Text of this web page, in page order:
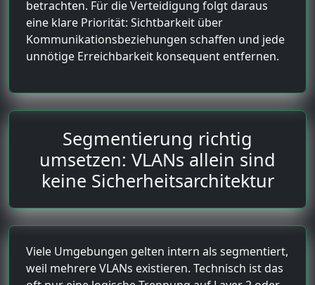
betrachten. Für die Verteidigung folgt daraus
eine klare Priorität: Sichtbarkeit über
Kommunikationsbeziehungen schaffen und jede
unnötige Erreichbarkeit konsequent entfernen.
Segmentierung richtig
umsetzen: VLANs allein sind
keine Sicherheitsarchitektur
Viele Umgebungen gelten intern als segmentiert,
weil mehrere VLANs existieren. Technisch ist das